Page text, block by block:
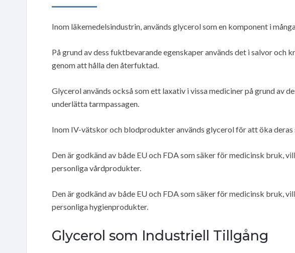
Inom läkemedelsindustrin, används glycerol som en komponent i
På grund av dess fuktbevarande egenskaper används det i salvor och
genom att hålla den återfuktad.
Glycerol används också som ett laxativ i vissa mediciner på grund av
underlätta tarmpassagen.
Inom IV-vätskor och blodprodukter används glycerol för att öka
Den är godkänd av både EU och FDA som säker för medicinsk bruk,
personliga vårdprodukter.
Den är godkänd av både EU och FDA som säker för medicinsk bruk,
personliga hygienprodukter.
Glycerol som Industriell Tillgång